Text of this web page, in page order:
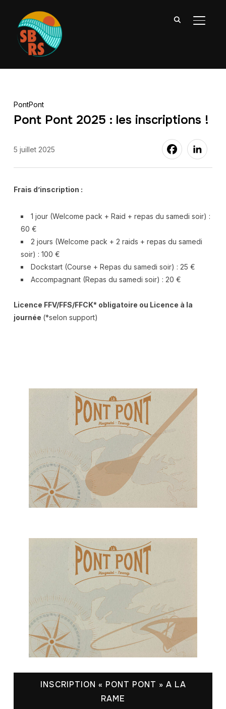
PontPont
Pont Pont 2025 : les inscriptions !
5 juillet 2025
Frais d’inscription :
1 jour (Welcome pack + Raid + repas du samedi soir) :
60 €
2 jours (Welcome pack + 2 raids + repas du samedi
soir) : 100 €
Dockstart (Course + Repas du samedi soir) : 25 €
Accompagnant (Repas du samedi soir) : 20 €
Licence FFV/FFS/FFCK* obligatoire ou Licence à la
journée (*selon support)
INSCRIPTION « PONT PONT » A LA
RAME